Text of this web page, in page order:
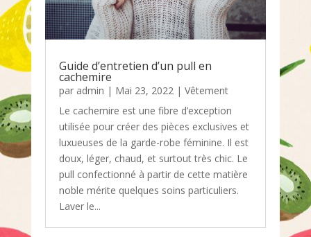
Guide d’entretien d’un pull en
cachemire
par admin | Mai 23, 2022| Vêtement
Le cachemire est une fibre d’exception
utilisée pour créer des pièces exclusives et
luxueuses de la garde-robe féminine. Il est
doux, léger, chaud, et surtout très chic. Le
pull confectionné à partir de cette matière
noble mérite quelques soins particuliers.
Laver le...